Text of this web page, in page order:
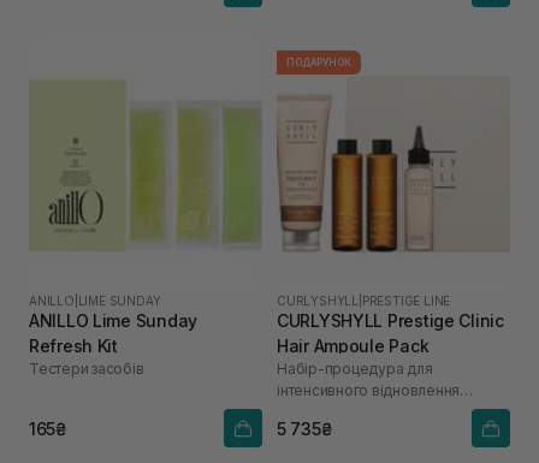
ANILLO LIME SUNDAY
ANILLO Lime Sunday
Refresh Kit
Тестери засобів
165₴
ПОДАРУНОК
CURLYSHYLL PRESTIGE LINE
CURLYSHYLL Prestige Clinic
Hair Ampoule Pack
Набір-процедура для
інтенсивного відновлення
5 735₴